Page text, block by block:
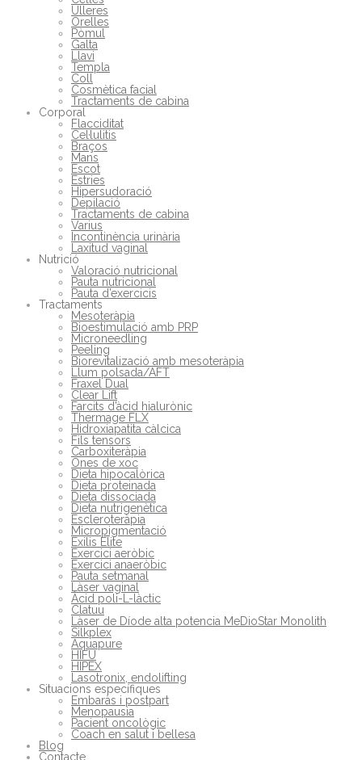
Ulleres
Orelles
Pòmul
Galta
Llavi
Templa
Coll
Cosmètica facial
Tractaments de cabina
Corporal
Flacciditat
Cel·lulitis
Braços
Mans
Escot
Estries
Hipersudoració
Depilació
Tractaments de cabina
Varius
Incontinència urinària
Laxitud vaginal
Nutrició
Valoració nutricional
Pauta nutricional
Pauta d’exercicis
Tractaments
Mesoteràpia
Bioestimulació amb PRP
Microneedling
Peeling
Biorevitalizació amb mesoteràpia
Llum polsada/AFT
Fraxel Dual
Clear Lift
Farcits d’àcid hialurònic
Thermage FLX
Hidroxiapatita càlcica
Fils tensors
Carboxiteràpia
Ones de xoc
Dieta hipocalòrica
Dieta proteinada
Dieta dissociada
Dieta nutrigenètica
Escleroteràpia
Micropigmentació
Exilis Elite
Exercici aeròbic
Exercici anaeròbic
Pauta setmanal
Làser vaginal
Àcid poli-L-làctic
Clatuu
Làser de Díode alta potencia MeDioStar Monolith
Silkplex
Aquapure
HIFU
HIPEX
Lasotronix, endolifting
Situacions específiques
Embaràs i postpart
Menopausia
Pacient oncològic
Coach en salut i bellesa
Blog
Contacte